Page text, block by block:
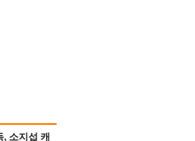
, 소지섭 캐